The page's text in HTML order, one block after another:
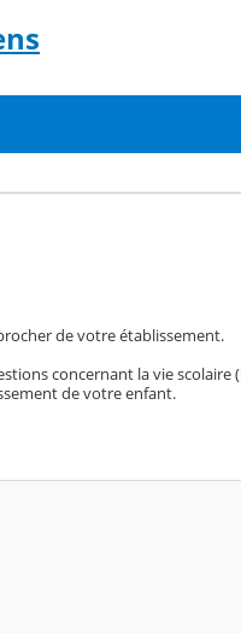
de votre établissement.
concernant la vie scolaire
de votre enfant.